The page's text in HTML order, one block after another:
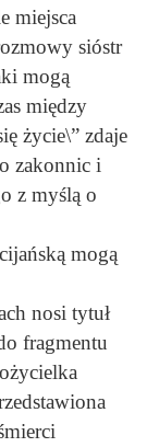
miejsca
sióstr
mogą
między
życie\” zdaje
zakonnic i
z myślą o
mogą
nosi tytuł
fragmentu